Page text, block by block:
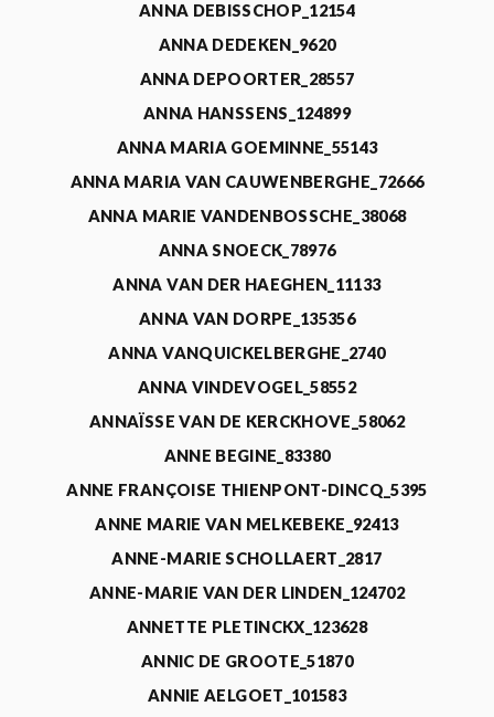
ANNA DEBISSCHOP_12154
ANNA DEDEKEN_9620
ANNA DEPOORTER_28557
ANNA HANSSENS_124899
ANNA MARIA GOEMINNE_55143
ANNA MARIA VAN CAUWENBERGHE_72666
ANNA MARIE VANDENBOSSCHE_38068
ANNA SNOECK_78976
ANNA VAN DER HAEGHEN_11133
ANNA VAN DORPE_135356
ANNA VANQUICKELBERGHE_2740
ANNA VINDEVOGEL_58552
ANNAÏSSE VAN DE KERCKHOVE_58062
ANNE BEGINE_83380
ANNE FRANÇOISE THIENPONT-DINCQ_5395
ANNE MARIE VAN MELKEBEKE_92413
ANNE-MARIE SCHOLLAERT_2817
ANNE-MARIE VAN DER LINDEN_124702
ANNETTE PLETINCKX_123628
ANNIC DE GROOTE_51870
ANNIE AELGOET_101583